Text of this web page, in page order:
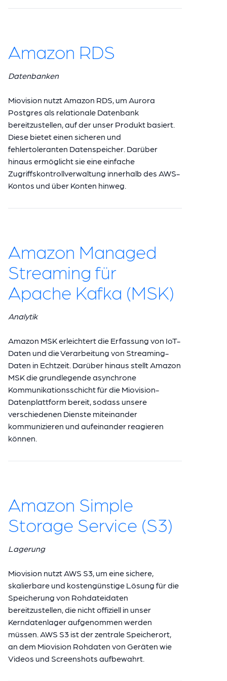
Amazon RDS
Datenbanken
Miovision nutzt Amazon RDS, um Aurora
Postgres als relationale Datenbank
bereitzustellen, auf der unser Produkt basiert.
Diese bietet einen sicheren und
fehlertoleranten Datenspeicher. Darüber
hinaus ermöglicht sie eine einfache
Zugriffskontrollverwaltung innerhalb des AWS-
Kontos und über Konten hinweg.
Amazon Managed
Streaming für
Apache Kafka (MSK)
Analytik
Amazon MSK erleichtert die Erfassung von IoT-
Daten und die Verarbeitung von Streaming-
Daten in Echtzeit. Darüber hinaus stellt Amazon
MSK die grundlegende asynchrone
Kommunikationsschicht für die Miovision-
Datenplattform bereit, sodass unsere
verschiedenen Dienste miteinander
kommunizieren und aufeinander reagieren
können.
Amazon Simple
Storage Service (S3)
Lagerung
Miovision nutzt AWS S3, um eine sichere,
skalierbare und kostengünstige Lösung für die
Speicherung von Rohdateidaten
bereitzustellen, die nicht offiziell in unser
Kerndatenlager aufgenommen werden
müssen. AWS S3 ist der zentrale Speicherort,
an dem Miovision Rohdaten von Geräten wie
Videos und Screenshots aufbewahrt.